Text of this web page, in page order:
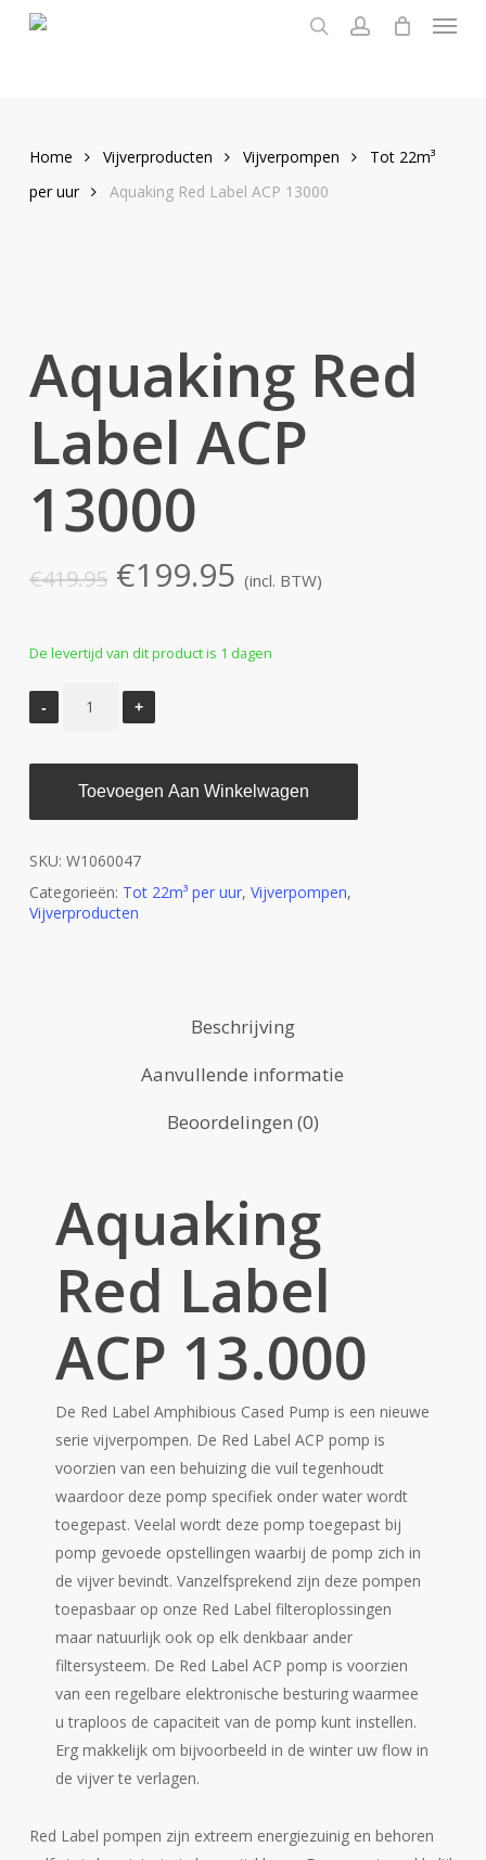
Menu
Home Vijverproducten Vijverpompen
Tot 22m³
per uur
Aquaking Red Label ACP 13000
Aquaking Red
Label ACP
13000
€419.95 Oorspronkelijke
was:
€419.95.
€199.95Huidige
prijs
is:
€199.95.
(incl. BTW)
De levertijd van dit product is 1 dagen
Toevoegen Aan Winkelwagen
SKU: W1060047
Categorieën: Tot 22m³ per uur, Vijverpompen,
Vijverproducten
Beschrijving
Aanvullende informatie
Beoordelingen (0)
Aquaking
Red Label
ACP 13.000
De Red Label Amphibious Cased Pump is een nieuwe
serie vijverpompen. De Red Label ACP pomp is
voorzien van een behuizing die vuil tegenhoudt
waardoor deze pomp specifiek onder water wordt
toegepast. Veelal wordt deze pomp toegepast bij
pomp gevoede opstellingen waarbij de pomp zich in
de vijver bevindt. Vanzelfsprekend zijn deze pompen
toepasbaar op onze Red Label filteroplossingen
maar natuurlijk ook op elk denkbaar ander
filtersysteem. De Red Label ACP pomp is voorzien
van een regelbare elektronische besturing waarmee
u traploos de capaciteit van de pomp kunt instellen.
Erg makkelijk om bijvoorbeeld in de winter uw flow in
de vijver te verlagen.
Red Label pompen zijn extreem energiezuinig en behoren